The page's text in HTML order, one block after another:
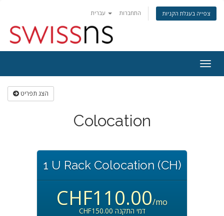
התחברות צפייה בעגלת הקניות
ניווט
הצג תפריט
Colocation
1 U Rack Colocation (CH)
CHF110.00/mo
CHF150.00 דמי התקנה